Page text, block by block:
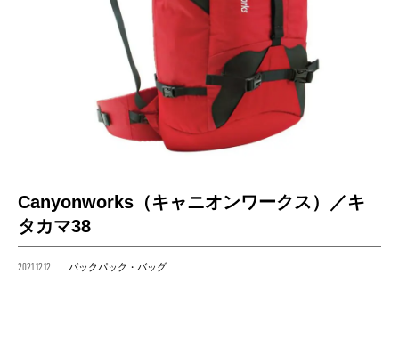
Canyonworks（キャニオンワークス）／キ
タカマ38
2021.12.12 バックパック・バッグ